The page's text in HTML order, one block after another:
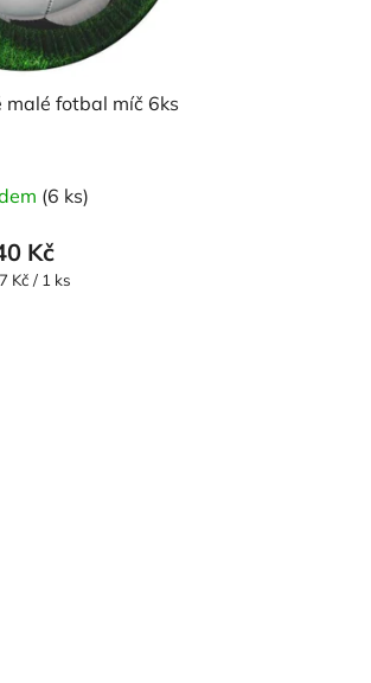
fotbal míč 6ks
(6 ks)
Kč
Kč / 1 ks